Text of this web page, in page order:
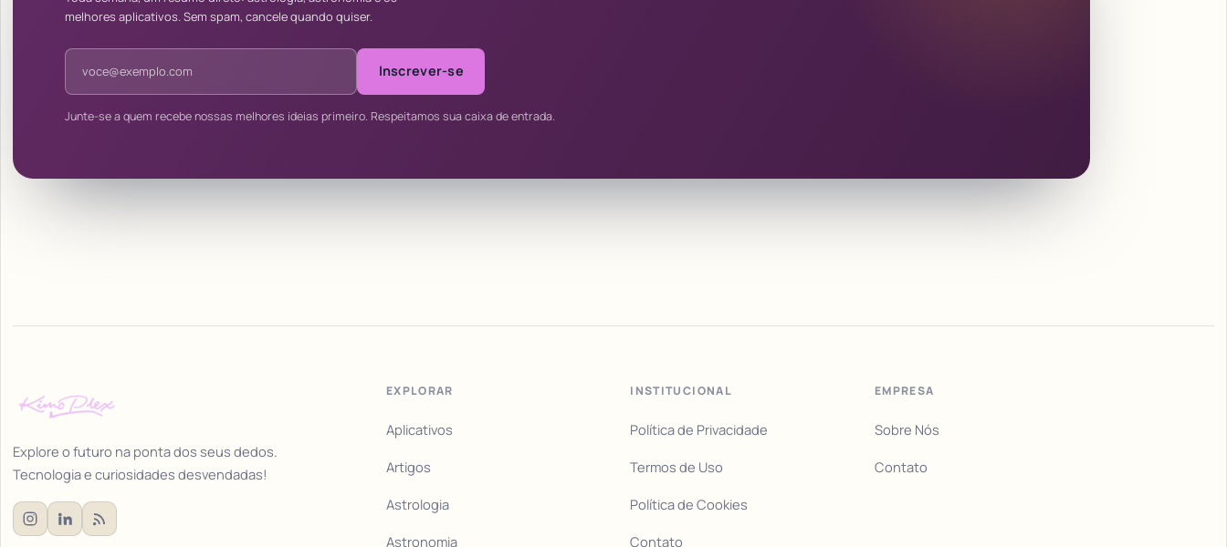
melhores aplicativos. Sem spam, cancele quando quiser.
Endereço de e-mail
Inscrever-se
Junte-se a quem recebe nossas melhores ideias primeiro. Respeitamos sua caixa de entrada.
Explore o futuro na ponta dos seus dedos.
Tecnologia e curiosidades desvendadas!
EXPLORAR
Aplicativos
Artigos
Astrologia
Astronomia
INSTITUCIONAL
Política de Privacidade
Termos de Uso
Política de Cookies
Contato
EMPRESA
Sobre Nós
Contato